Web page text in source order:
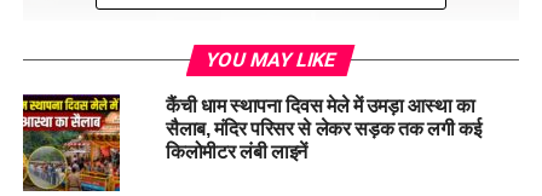
जिलाधिकारी नैनीताल वंदना सिंह ने बताया कि प्रसिद्ध धार्मिक स्थल कैंची
धाम मेले में श्रद्धालुओं की संख्या प्रतिवर्ष बढ़ रही है। एक साल में लगभग
YOU MAY LIKE
कैंची धाम स्थापना दिवस मेले में उमड़ा आस्था का
सैलाब, मंदिर परिसर से लेकर सड़क तक लगी कई
किलोमीटर लंबी लाइनें